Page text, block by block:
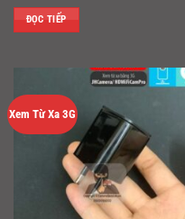
ĐỌC TIẾP
Xem Từ Xa 3G